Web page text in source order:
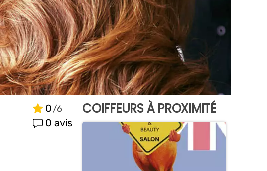
0
0 avis
COIFFEURS À PROXIMITÉ